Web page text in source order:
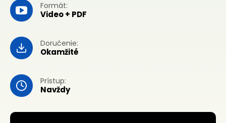
Formát:
Video + PDF
Doručenie:
Okamžité
Prístup:
Navždy